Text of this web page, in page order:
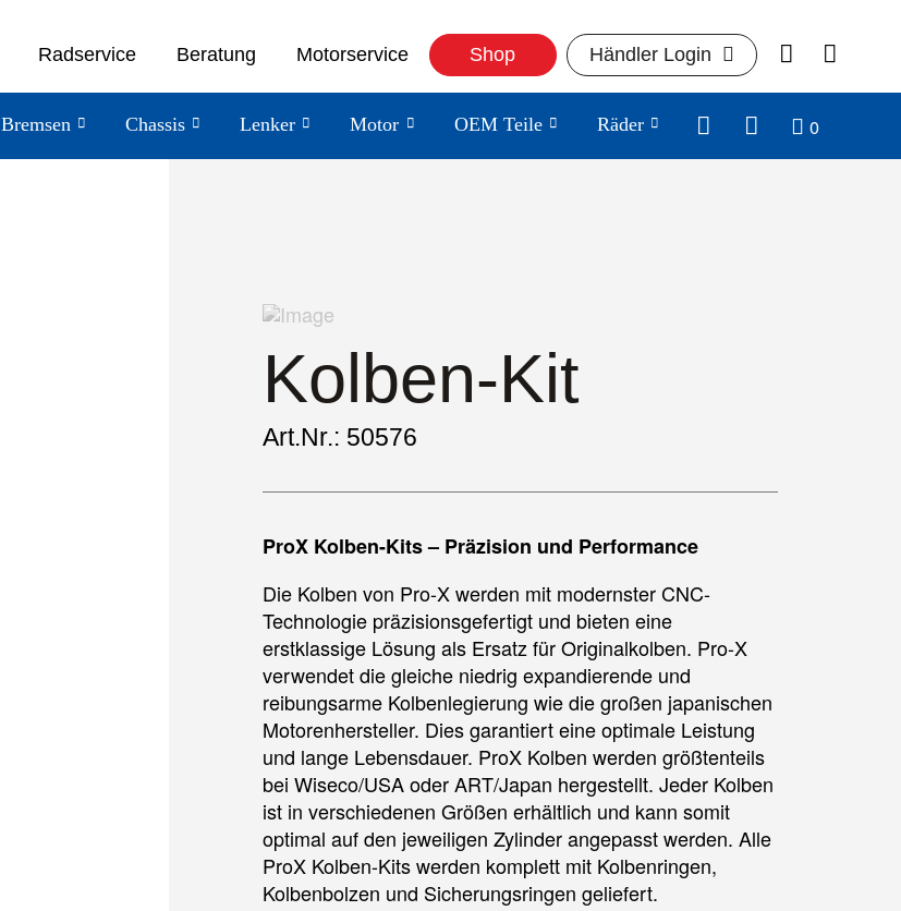
Radservice Beratung Motorservice Shop Händler Login
Bremsen Chassis Lenker Motor OEM Teile Räder 0
Kolben-Kit
Art.Nr.: 50576
ProX Kolben-Kits – Präzision und Performance
Die Kolben von Pro-X werden mit modernster CNC-
Technologie präzisionsgefertigt und bieten eine
erstklassige Lösung als Ersatz für Originalkolben. Pro-X
verwendet die gleiche niedrig expandierende und
reibungsarme Kolbenlegierung wie die großen japanischen
Motorenhersteller. Dies garantiert eine optimale Leistung
und lange Lebensdauer. ProX Kolben werden größtenteils
bei Wiseco/USA oder ART/Japan hergestellt. Jeder Kolben
ist in verschiedenen Größen erhältlich und kann somit
optimal auf den jeweiligen Zylinder angepasst werden. Alle
ProX Kolben-Kits werden komplett mit Kolbenringen,
Kolbenbolzen und Sicherungsringen geliefert.